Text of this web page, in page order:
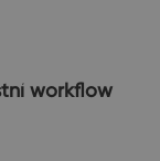
workflow